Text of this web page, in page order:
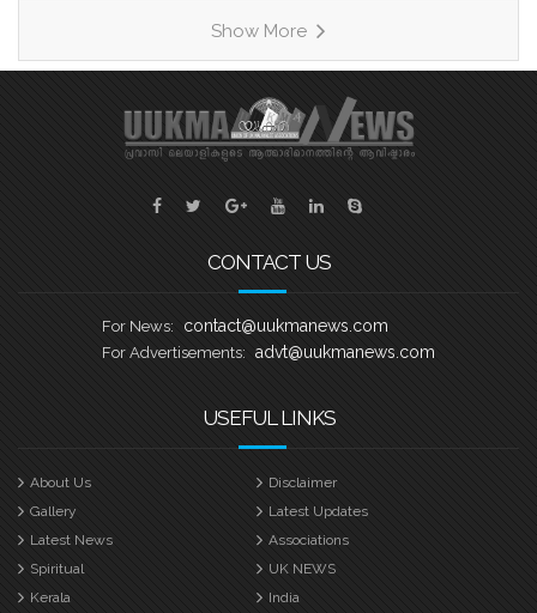
ടീമും കഠിന പരിശീലനത്തിന്റെ
അവസാനഘട്ടത്തിലാണ്. കേരളത്തിലെ
ചുണ്ടൻവള്ളം പാരമ്പര്യം
നിലനിർത്തിക്കൊണ്ട്, യുകെയിലെ
വിവിധ ബോട്ട് ക്ലബ്ബുകളെ
പ്രതിനിധീകരിക്കുന്ന ടീമുകൾ കുട്ടനാടൻ
വള്ളങ്ങളിലാണ് മത്സരിക്കുന്നത്. ഓരോ
Show More
CONTACT US
For News: contact@uukmanews.com
For Advertisements: advt@uukmanews.com
USEFUL LINKS
About Us
Disclaimer
Gallery
Latest Updates
Latest News
Associations
Spiritual
UK NEWS
Kerala
India